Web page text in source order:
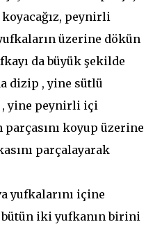
peynirli
üzerine dökün
da büyük şekilde
dizip , yine sütlü
, yine peynirli içi
parçasını koyup üzerine
parçalayarak
yufkalarını içine
bütün iki yufkanın birini